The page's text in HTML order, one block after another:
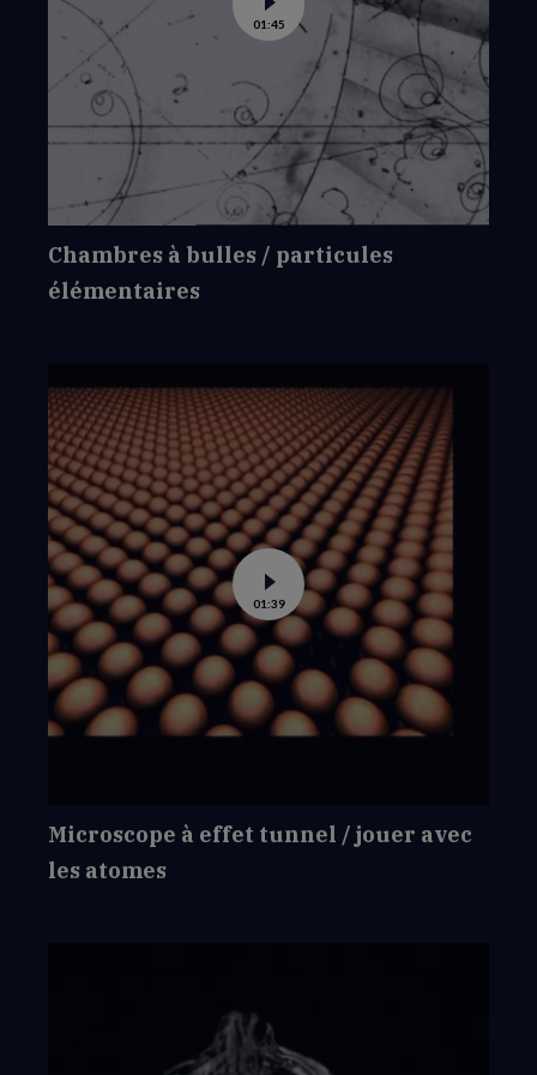
Voir
la
vidéo
Chambres
bulles
/
particules
élémentaires
01:45
Chambres à bulles / particules
élémentaires
Voir
la
vidéo
de
Microscope
à
effet
tunnel
/
jouer
01:39
Microscope à effet tunnel / jouer avec
les atomes